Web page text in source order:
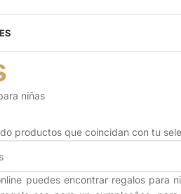
niñas
productos que coincidan con tu
puedes encontrar regalos para